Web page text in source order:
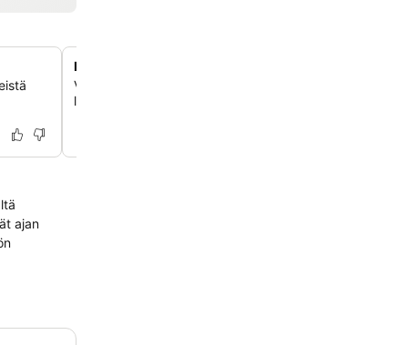
Lasten kesäkerho
Viihdytä perheen pienimpiä kausittaisella
leikkikentällä, minigolfilla ja matalalla lastenaltaalla.
ajan